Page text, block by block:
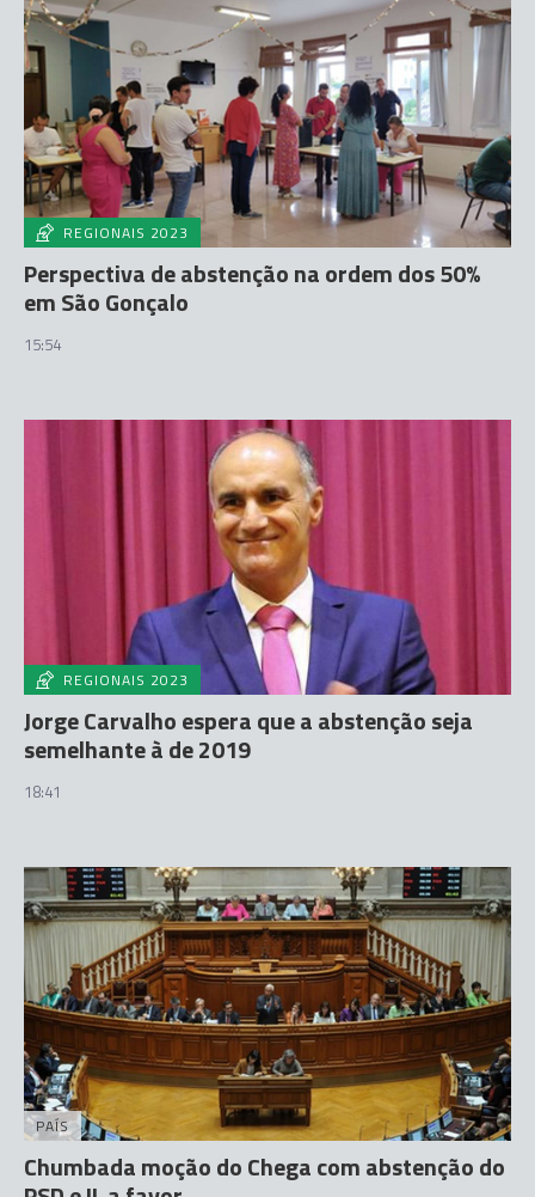
REGIONAIS 2023
Perspectiva de abstenção na ordem dos 50%
em São Gonçalo
15:54
REGIONAIS 2023
Jorge Carvalho espera que a abstenção seja
semelhante à de 2019
18:41
PAÍS
Chumbada moção do Chega com abstenção do